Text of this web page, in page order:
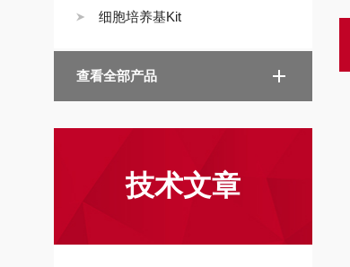
细胞培养基Kit
查看全部产品
技术文章